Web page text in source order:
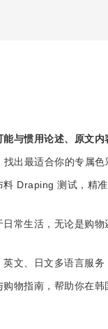
与惯用论述、原文内
出最适合你的专属色
Draping 测试，精
常生活，无论是购
文、日文多语言服务
物指南，帮助你在韩